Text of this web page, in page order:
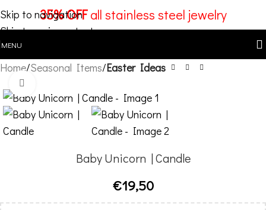
Skip to navigation
Skip to main content
35% OFFall stainless steel jewelry
MENU
Home Seasonal Items Easter Ideas
Baby Unicorn | Candle
€19,50